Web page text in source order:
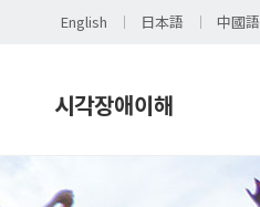
English 日本語 中國語
시각장애이해
시각장애 이해